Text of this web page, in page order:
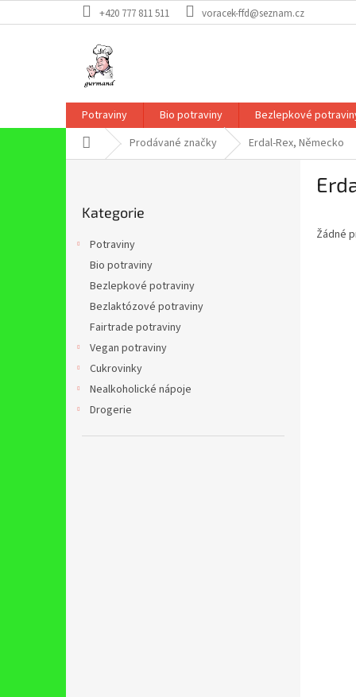
na
+420 777 811 511 voracek-ffd@seznam.cz
Potraviny Bio potraviny Bezlepkové
Domů Prodávané značky Erdal-Rex, Německo
kategorie
Kategorie
Potraviny
Bio potraviny
Bezlepkové potraviny
Bezlaktózové potraviny
Fairtrade potraviny
Vegan potraviny
Cukrovinky
Nealkoholické nápoje
Drogerie
Žádné